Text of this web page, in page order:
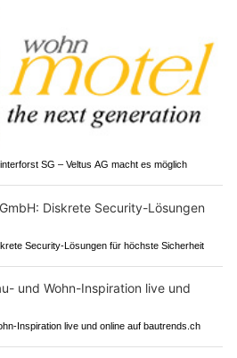
SG – Veltus AG macht es möglich
Security-Lösungen für höchste Sicherheit
Inspiration live und online auf bautrends.ch